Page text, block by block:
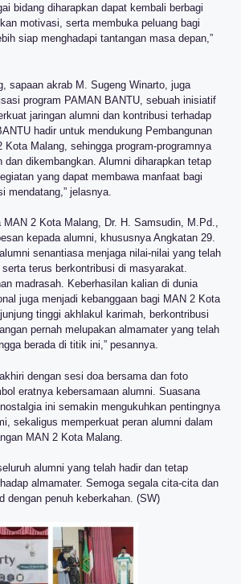
bidang diharapkan dapat kembali berbagi
motivasi, serta membuka peluang bagi
siap menghadapi tantangan masa depan,”
sapaan akrab M. Sugeng Winarto, juga
program PAMAN BANTU, sebuah inisiatif
jaringan alumni dan kontribusi terhadap
hadir untuk mendukung Pembangunan
Malang, sehingga program-programnya
dan dikembangkan. Alumni diharapkan tetap
yang dapat membawa manfaat bagi
mendatang,” jelasnya.
2 Kota Malang, Dr. H. Samsudin, M.Pd.,
kepada alumni, khususnya Angkatan 29.
senantiasa menjaga nilai-nilai yang telah
terus berkontribusi di masyarakat.
madrasah. Keberhasilan kalian di dunia
juga menjadi kebanggaan bagi MAN 2 Kota
tinggi akhlakul karimah, berkontribusi
pernah melupakan almamater yang telah
berada di titik ini,” pesannya.
dengan sesi doa bersama dan foto
eratnya kebersamaan alumni. Suasana
ini semakin mengukuhkan pentingnya
sekaligus memperkuat peran alumni dalam
MAN 2 Kota Malang.
alumni yang telah hadir dan tetap
almamater. Semoga segala cita-cita dan
dengan penuh keberkahan. (SW)